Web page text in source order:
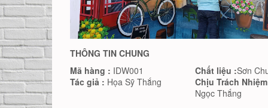
THÔNG TIN CHUNG
Mã hàng : IDW001 Chất liệu :Sơn
Tác giả : Họa Sỹ Thắng Chịu Trách Nhiệm
Ngọc Thắng